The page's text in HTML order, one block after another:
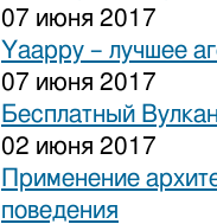
07 июня 2017
Yaappy – лучшее
07 июня 2017
Бесплатный
02 июня 2017
Применение
поведения